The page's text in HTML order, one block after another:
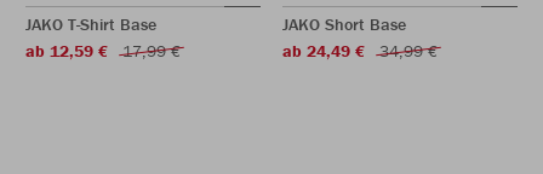
JAKO T-Shirt Base
ab 12,59 €
17,99 €
JAKO Short Base
ab 24,49 €
34,99 €